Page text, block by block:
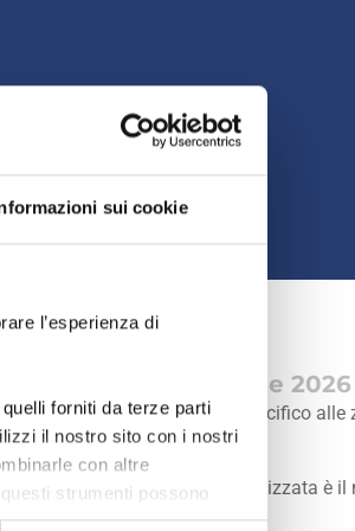
sui cookie
l’esperienza di
forniti da terze parti
il nostro sito con i nostri
con altre
strumenti possono
Europeo (come gli Stati
| Aggiornato Aprile 2026
Yucatán, dalle spiagge del Pacifico alle
pre-viaggio personalizzata è il